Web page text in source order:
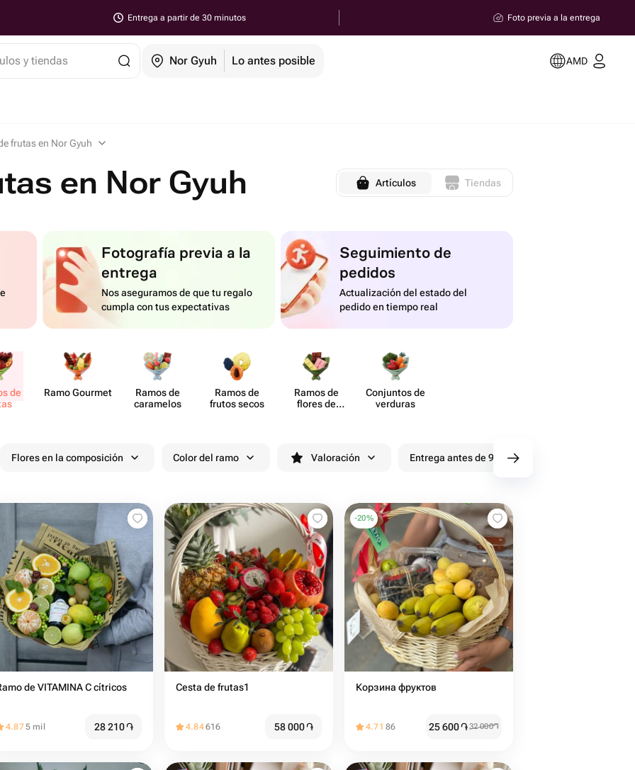
Entrega a partir de 30 minutos Foto previa a la entrega
y tiendas Nor Gyuh Lo antes posible AMD
frutas en Nor Gyuh
en Nor Gyuh Artículos Tiendas
Fotografía previa a la
entrega
Nos aseguramos de que tu regalo
cumpla con tus expectativas
Seguimiento de
pedidos
Actualización del estado del
pedido en tiempo real
de
Ramo Gourmet
Ramos de
caramelos
Ramos de
frutos secos
Ramos de
flores de
Conjuntos de
verduras
Flores en la composición Color del ramo Valoración Entrega antes de 90 minutos
de VITAMINA C cítricos
4.875 mil 28 210֏
Cesta de frutas1
4.84616 58 000֏
-20%
Корзина фруктов
4.71 86 25 600֏32 000֏